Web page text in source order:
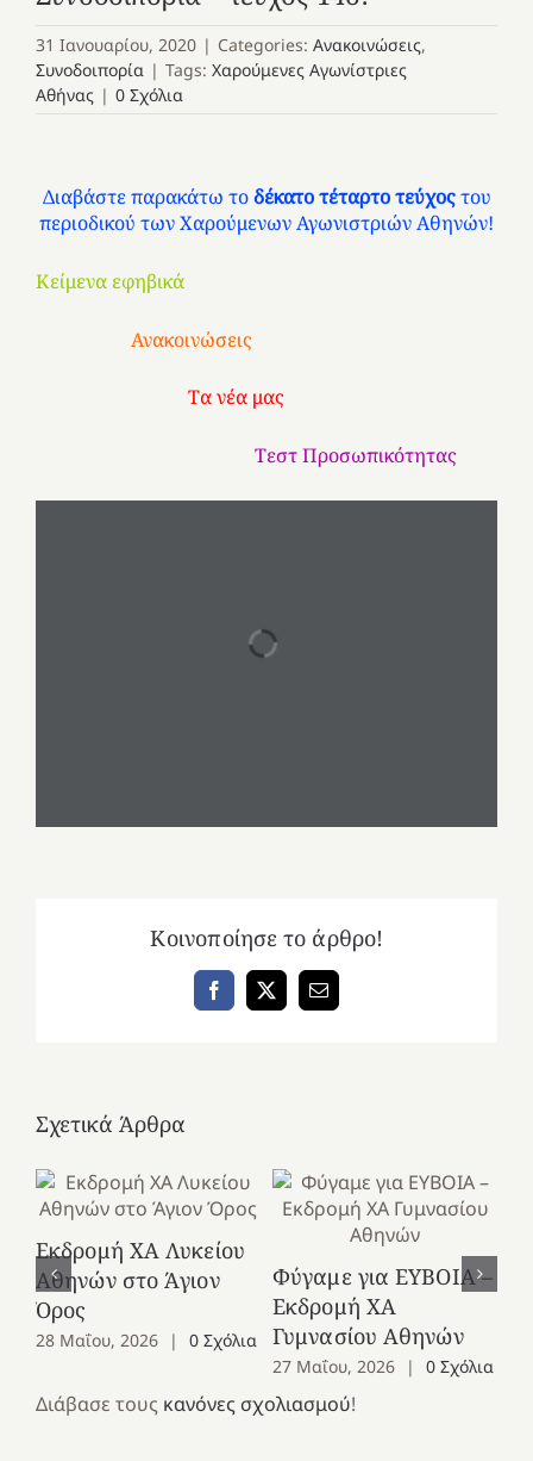
31 Ιανουαρίου, 2020 | Categories: Ανακοινώσεις,
Συνοδοιπορία | Tags: Χαρούμενες Αγωνίστριες
Αθήνας | 0 Σχόλια
Διαβάστε παρακάτω τοδέκατο τέταρτο τεύχοςτου
περιοδικού των Χαρούμενων Αγωνιστριών Αθηνών!
Κείμενα εφηβικά
Ανακοινώσεις
Τα νέα μας
Τεστ Προσωπικότητας
Κοινοποίησε το άρθρο!
Facebook
X Email
Σχετικά Άρθρα
Εκδρομή ΧΑ Λυκείου
Αθηνών στο Άγιον
Όρος
28 Μαΐου, 2026 | 0 Σχόλια
Φύγαμε για ΕΥΒΟΙΑ –
Εκδρομή ΧΑ
Γυμνασίου Αθηνών
27 Μαΐου, 2026 | 0 Σχόλια
Διάβασε τους κανόνες σχολιασμού!